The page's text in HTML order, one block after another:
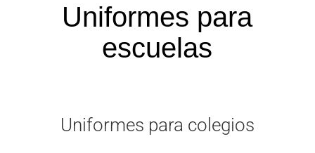
Uniformes para
escuelas
Uniformes para colegios